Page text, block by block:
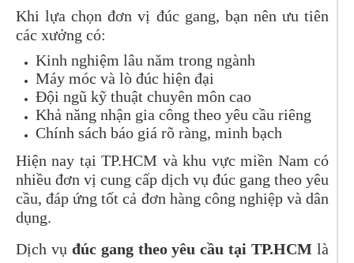
Khi lựa chọn đơn vị đúc gang, bạn nên ưu tiên
các xưởng có:
Kinh nghiệm lâu năm trong ngành
Máy móc và lò đúc hiện đại
Đội ngũ kỹ thuật chuyên môn cao
Khả năng nhận gia công theo yêu cầu riêng
Chính sách báo giá rõ ràng, minh bạch
Hiện nay tại TP.HCM và khu vực miền Nam có
nhiều đơn vị cung cấp dịch vụ đúc gang theo yêu
cầu, đáp ứng tốt cả đơn hàng công nghiệp và dân
dụng.
Dịch vụ đúc gang theo yêu cầu tại TP.HCM là